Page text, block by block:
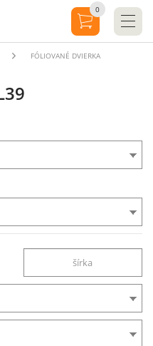
FÓLIOVANÉ DVIERKA
0